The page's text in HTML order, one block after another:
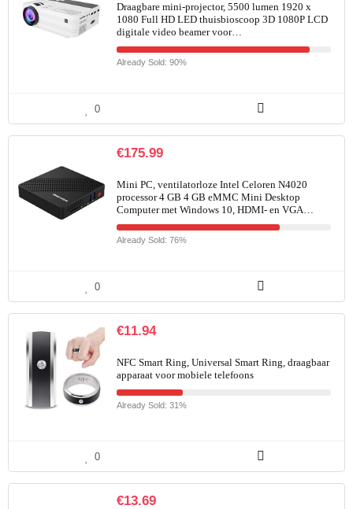
Draagbare mini-projector, 5500 lumen 1920 x
1080 Full HD LED thuisbioscoop 3D 1080P LCD
digitale video beamer voor…
Already Sold: 90%
0
€175.99
Mini PC, ventilatorloze Intel Celoren N4020
processor 4 GB 4 GB eMMC Mini Desktop
Computer met Windows 10, HDMI- en VGA…
Already Sold: 76%
0
€11.94
NFC Smart Ring, Universal Smart Ring, draagbaar
apparaat voor mobiele telefoons
Already Sold: 31%
0
€13.69